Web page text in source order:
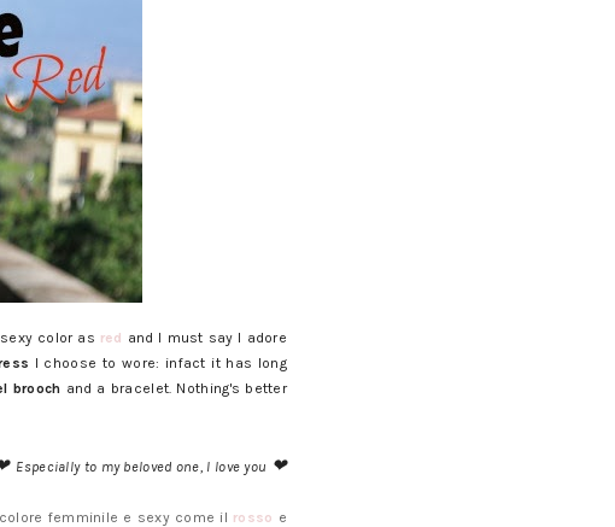
color as red and I must say I adore
I choose to wore: infact it has long
brooch and a bracelet. Nothing's better
Especially to my beloved one, I love you ❤
femminile e sexy come il rosso e